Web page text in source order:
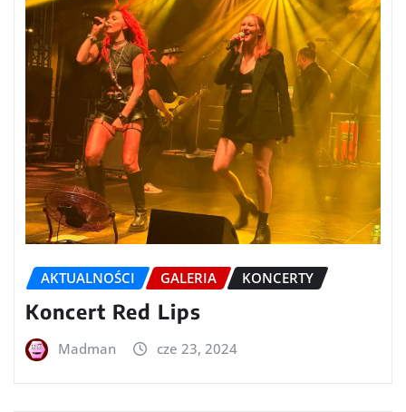
AKTUALNOŚCI GALERIA KONCERTY
Koncert Red Lips
Madman cze 23, 2024